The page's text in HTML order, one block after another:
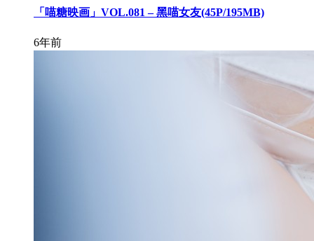
「喵糖映画」VOL.081 – 黑喵女友(45P/195MB)
6年前